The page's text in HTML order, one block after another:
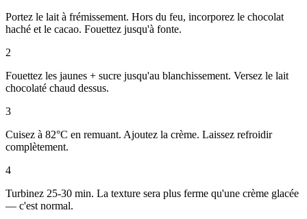
Portez le lait à frémissement. Hors du feu, incorporez le chocolat
haché et le cacao. Fouettez jusqu'à fonte.
2
Fouettez les jaunes + sucre jusqu'au blanchissement. Versez le lait
chocolaté chaud dessus.
3
Cuisez à 82°C en remuant. Ajoutez la crème. Laissez refroidir
complètement.
4
Turbinez 25-30 min. La texture sera plus ferme qu'une crème glacée
— c'est normal.